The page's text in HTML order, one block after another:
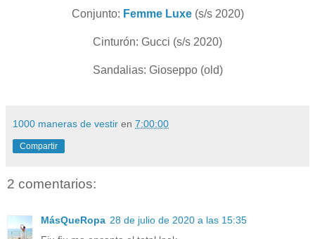
Conjunto: Femme Luxe(s/s 2020)
Cinturón: Gucci (s/s 2020)
Sandalias: Gioseppo (old)
1000 maneras de vestir en 7:00:00
Compartir
2 comentarios:
MásQueRopa 28 de julio de 2020 a las 15:35